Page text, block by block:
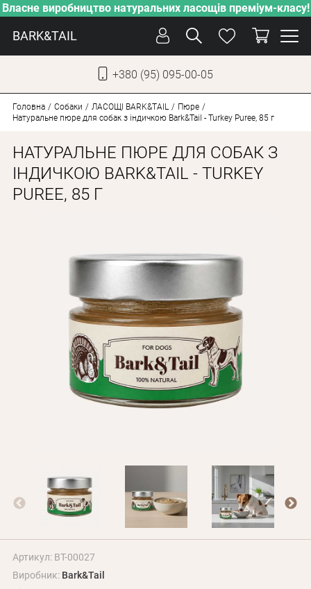
Власне виробництво натуральних ласощів преміум-класу!
BARK&TAIL
+380 (95) 095-00-05
ДОГЛЯД
ПІКЛУВАННЯ
АКЦІЇ
ДЛЯ КОТІВ
Оплата і доставка
Програма лояльності
Про Нас
Оптовим клієнтам
Контакти
Головна Собаки ЛАСОЩІ BARK&TAIL
Пюре
Натуральне пюре для собак з індичкою Bark&Tail - Turkey Puree, 85 г
НАТУРАЛЬНЕ ПЮРЕ ДЛЯ СОБАК З
ІНДИЧКОЮ BARK&TAIL - TURKEY
PUREE, 85 Г
Артикул: BT-00027
Виробник: Bark&Tail